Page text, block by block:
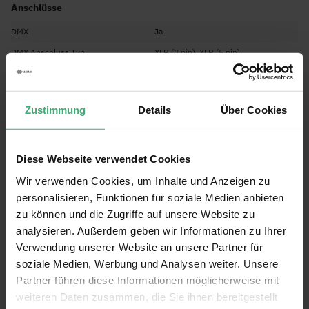
Zustimmung Details Über Cookies
Diese Webseite verwendet Cookies
Wir verwenden Cookies, um Inhalte und Anzeigen zu
personalisieren, Funktionen für soziale Medien anbieten
zu können und die Zugriffe auf unsere Website zu
analysieren. Außerdem geben wir Informationen zu Ihrer
Verwendung unserer Website an unsere Partner für
soziale Medien, Werbung und Analysen weiter. Unsere
Partner führen diese Informationen möglicherweise mit
weiteren Daten zusammen, die Sie ihnen bereitgestellt
Hochzeitslocation betreibst oder komplette Shows produzierst, diese
Anschlüsse
DMX
Ja
DMX Anschluss Typ
XLR (3 pin), XLR (5 pin)
Inklusive Fernbedienung
Typ Fernbedienung
Drahtlos
Stromverbrauch
7.11A
Allgemeine Eigenschaften
Fernbedienung, Stromkabel
Display
LCD
Inklusive Flüssigkeit
Nein
Inhalt
Ohne Fluid
Weitere Eigenschaften